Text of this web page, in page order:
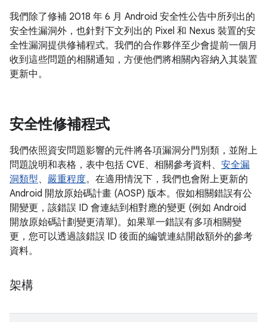
我們除了修補 2018 年 6 月 Android 安全性公告中所列出的
安全性漏洞外，也針對下文列出的 Pixel 和 Nexus 裝置的安
全性漏洞提供修補程式。我們的合作夥伴至少會提前一個月
收到這些問題的相關通知，方便他們將相關內容納入其裝置
更新中。
安全性修補程式
我們依照資安問題影響的元件將各項漏洞分門別類，並附上
問題說明和表格，表中包括 CVE、相關參考資料、 安全漏
洞類型、 嚴重程度。在適用情況下，我們也會附上更新的
Android 開放原始碼計畫 (AOSP) 版本。假如相關錯誤有公
開變更，該錯誤 ID 會連結到相對應的變更 (例如 Android
開放原始碼計劃變更清單)。如果單一錯誤有多項相關變
更，您可以透過該錯誤 ID 後面的編號連結開啟額外的參考
資料。
架構